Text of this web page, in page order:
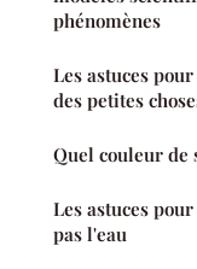
phénomènes
Les astuces
des petites
Quel couleur de
Les astuces
pas l'eau